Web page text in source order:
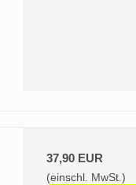
37,90 EUR
(einschl. MwSt.)